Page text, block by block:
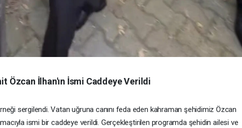
Özcan İlhan'ın İsmi Caddeye Verildi
sergilendi. Vatan uğruna canını feda eden kahraman şehidimiz Özcan
ismi bir caddeye verildi. Gerçekleştirilen programda şehidin ailesi ve